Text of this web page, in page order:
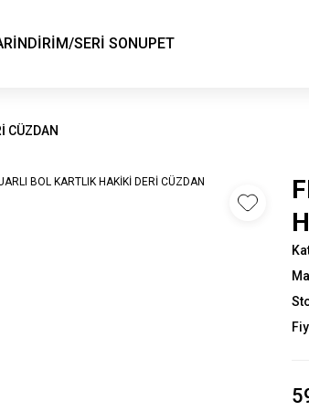
İNDİRİM/SERİ SONUPET
CÜZDAN